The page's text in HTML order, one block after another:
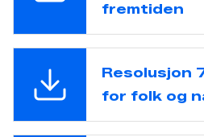
fremtiden
Resolusjon
for folk og